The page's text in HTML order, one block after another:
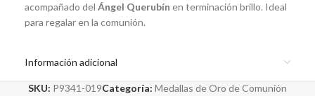
acompañado del Ángel Querubín en terminación brillo. Ideal
para regalar en la comunión.
Información adicional
SKU: P9341-019Categoría: Medallas de Oro de Comunión